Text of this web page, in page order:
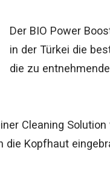
Der BIO Power
in der Türkei die
die zu
Cleaning
die Kopfhaut